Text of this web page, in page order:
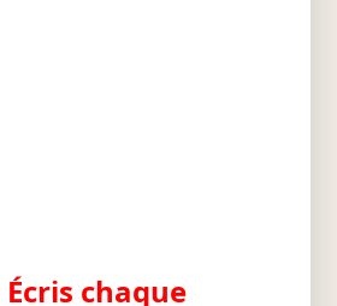
Écris chaque